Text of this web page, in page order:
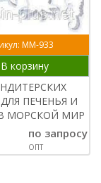
ММ-933
корзину
ПЕЧЕНЬЯ И
МОРСКОЙ МИР
по запросу
ОПТ